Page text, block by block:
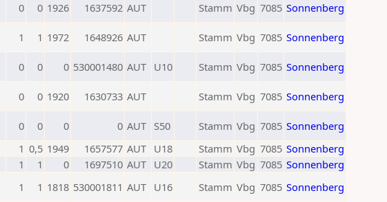
0 0 1926 1637592 AUT Stamm Vbg 7085 Sonnenberg
1 1 1972 1648926 AUT Stamm Vbg 7085 Sonnenberg
0 0 0 530001480 AUT U10 Stamm Vbg 7085 Sonnenberg
0 0 1920 1630733 AUT Stamm Vbg 7085 Sonnenberg
0 0 0 0 AUT S50 Stamm Vbg 7085 Sonnenberg
1 0,5 1949 1657577 AUT U18 Stamm Vbg 7085 Sonnenberg
1 1 0 1697510 AUT U20 Stamm Vbg 7085 Sonnenberg
1 1 1818 530001811 AUT U16 Stamm Vbg 7085 Sonnenberg